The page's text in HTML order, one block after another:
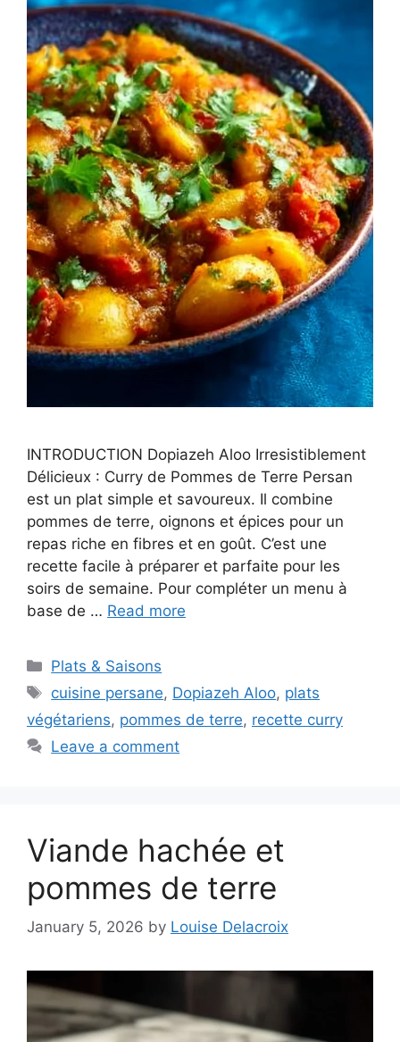
INTRODUCTION Dopiazeh Aloo Irresistiblement
Délicieux : Curry de Pommes de Terre Persan
est un plat simple et savoureux. Il combine
pommes de terre, oignons et épices pour un
repas riche en fibres et en goût. C’est une
recette facile à préparer et parfaite pour les
soirs de semaine. Pour compléter un menu à
base de … Read more
Categories
Plats & Saisons
Tags
cuisine persane, Dopiazeh Aloo, plats
végétariens, pommes de terre, recette curry
Leave a comment
Viande hachée et
pommes de terre
January 5, 2026 by Louise Delacroix